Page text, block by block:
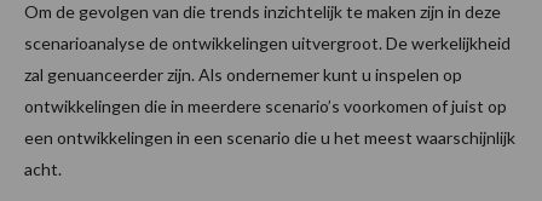
Om de gevolgen van die trends inzichtelijk te maken zijn in deze
scenarioanalyse de ontwikkelingen uitvergroot. De werkelijkheid
zal genuanceerder zijn. Als ondernemer kunt u inspelen op
ontwikkelingen die in meerdere scenario’s voorkomen of juist op
een ontwikkelingen in een scenario die u het meest waarschijnlijk
acht.